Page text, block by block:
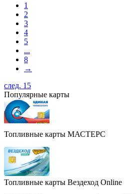
1
2
3
4
5
...
8
→
след. 15
Популярные карты
Топливные карты МАСТЕРС
Топливные карты Вездеход Online